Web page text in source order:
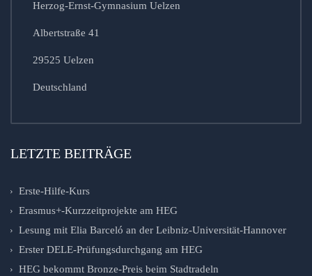
Herzog-Ernst-Gymnasium Uelzen
Albertstraße 41
29525 Uelzen
Deutschland
LETZTE BEITRÄGE
Erste-Hilfe-Kurs
Erasmus+-Kurzzeitprojekte am HEG
Lesung mit Elia Barceló an der Leibniz-Universität-Hannover
Erster DELE-Prüfungsdurchgang am HEG
HEG bekommt Bronze-Preis beim Stadtradeln